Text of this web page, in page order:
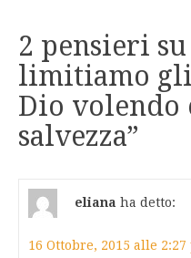
2 pensieri su
limitiamo
Dio
salvezza”
eliana ha detto:
16 Ottobre, 2015 alle 2:27